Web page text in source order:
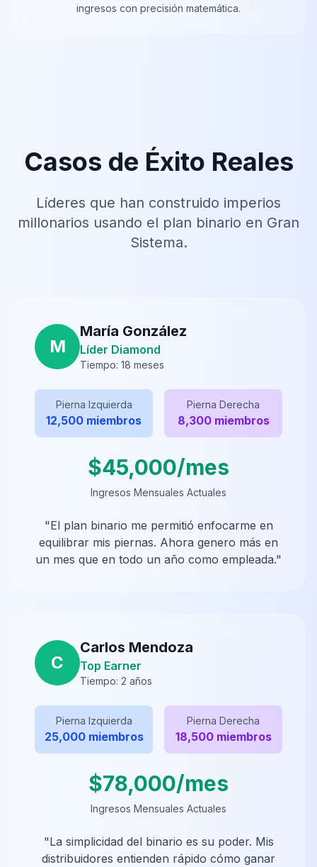
ingresos con precisión matemática.
Casos de Éxito Reales
Líderes que han construido imperios
millonarios usando el plan binario en Gran
Sistema.
M
María González
Líder Diamond
Tiempo: 18 meses
Pierna Izquierda
12,500 miembros
Pierna Derecha
8,300 miembros
$45,000/mes
Ingresos Mensuales Actuales
"El plan binario me permitió enfocarme en
equilibrar mis piernas. Ahora genero más en
un mes que en todo un año como empleada."
C
Carlos Mendoza
Top Earner
Tiempo: 2 años
Pierna Izquierda
25,000 miembros
Pierna Derecha
18,500 miembros
$78,000/mes
Ingresos Mensuales Actuales
"La simplicidad del binario es su poder. Mis
distribuidores entienden rápido cómo ganar